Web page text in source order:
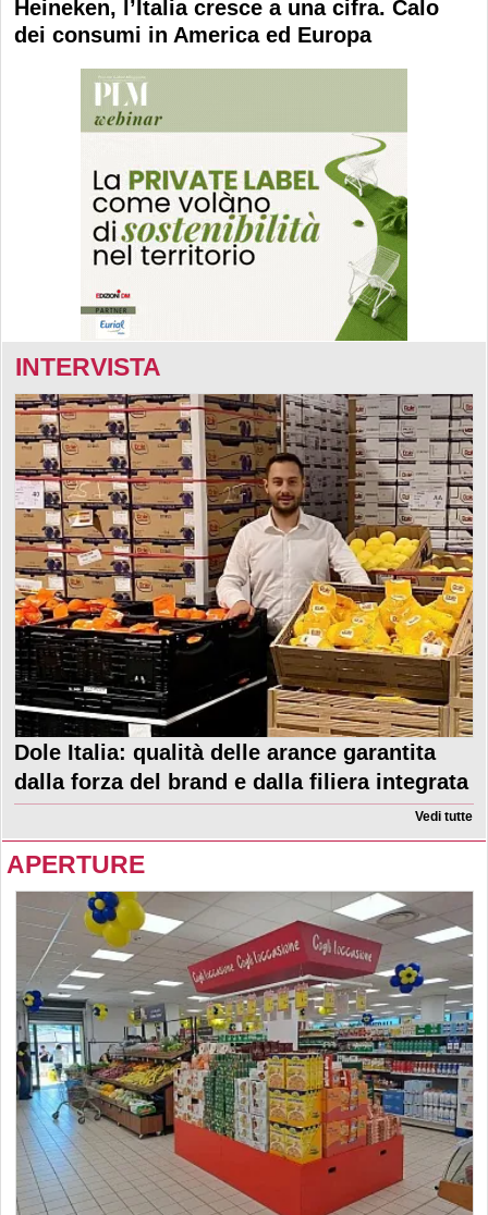
Heineken, l’Italia cresce a una cifra. Calo
dei consumi in America ed Europa
INTERVISTA
Dole Italia: qualità delle arance garantita
dalla forza del brand e dalla filiera integrata
Vedi tutte
APERTURE